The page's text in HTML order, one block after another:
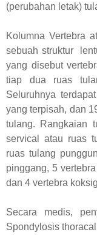
(perubahan letak)
Kolumna Vertebra
sebuah struktur
yang disebut
tiap dua ruas
Seluruhnya
yang terpisah, dan
tulang. Rangkaian
servical atau ruas
ruas tulang
pinggang, 5
dan 4 vertebra
Secara medis,
Spondylosis